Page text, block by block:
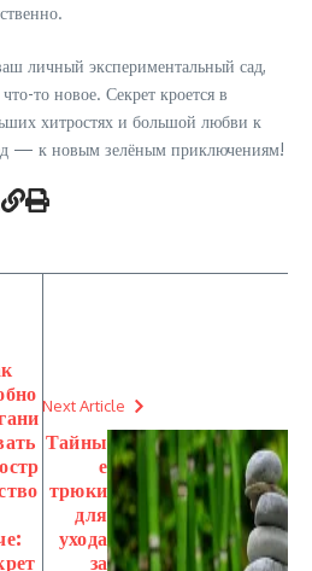
личный экспериментальный сад,
то новое. Секрет кроется в
хитростях и большой любви к
— к новым зелёным приключениям!
Next Article
Тайны
е
трюки
для
ухода
за